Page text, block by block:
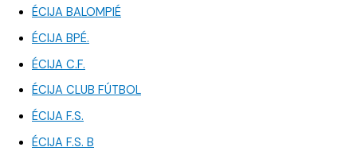
ÉCIJA BALOMPIÉ
ÉCIJA BPÉ.
ÉCIJA C.F.
ÉCIJA CLUB FÚTBOL
ÉCIJA F.S.
ÉCIJA F.S. B